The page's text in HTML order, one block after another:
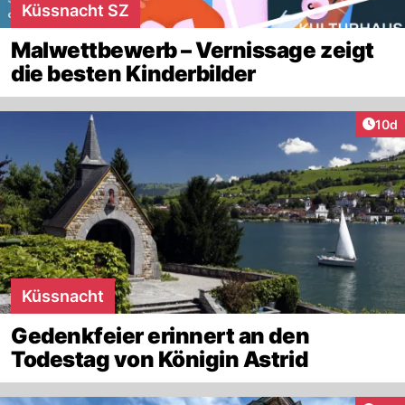
Küssnacht SZ
Malwettbewerb – Vernissage zeigt
die besten Kinderbilder
10d
Küssnacht
Gedenkfeier erinnert an den
Todestag von Königin Astrid